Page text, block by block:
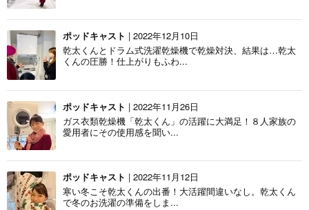
ポッドキャスト | 2022年12月10日
乾太くんとドラム式洗濯乾燥機で乾燥対決、結果は…乾太
くんの圧勝！仕上がりもふわ...
ポッドキャスト | 2022年11月26日
ガス衣類乾燥機「乾太くん」の活躍に大満足！８人家族の
愛用者にその使用感を聞い...
ポッドキャスト | 2022年11月12日
寒い冬こそ乾太くんの出番！大活躍間違いなし。乾太くん
で冬のお洗濯の準備をしま...